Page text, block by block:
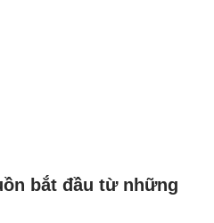
bắt đầu từ những